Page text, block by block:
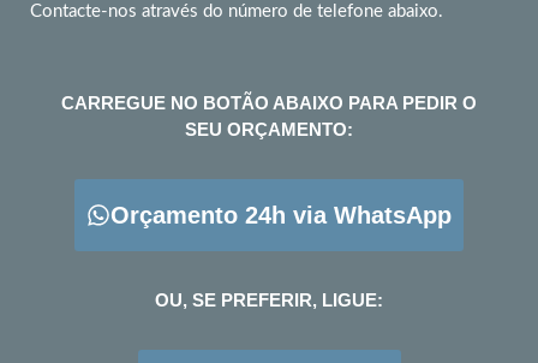
Contacte-nos através do número de telefone abaixo.
CARREGUE NO BOTÃO ABAIXO PARA PEDIR O
SEU ORÇAMENTO:
Orçamento 24h via WhatsApp
OU, SE PREFERIR, LIGUE: